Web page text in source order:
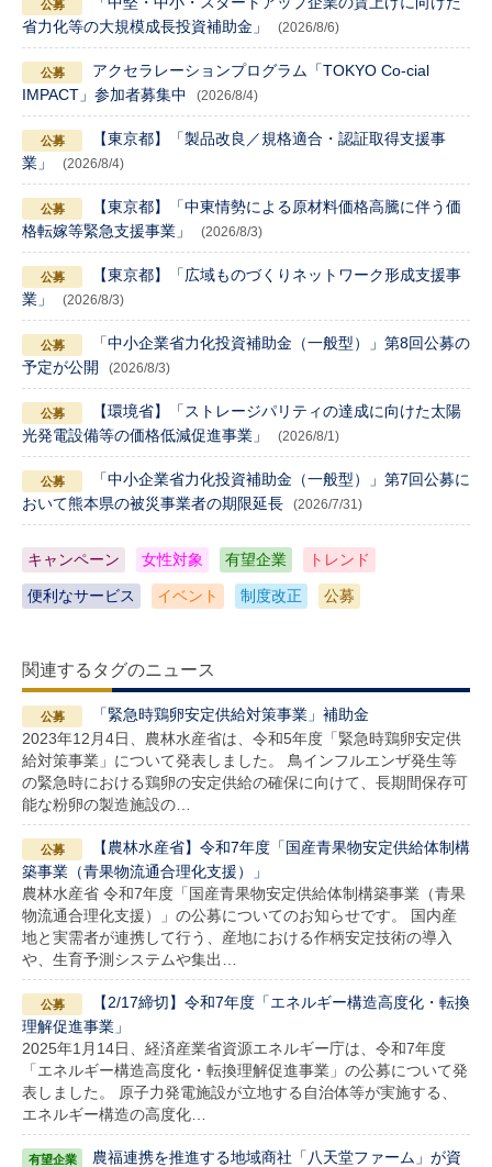
省力化等の大規模成長投資補助金」
(2026/8/6)
アクセラレーションプログラム「TOKYO Co-cial
IMPACT」参加者募集中
(2026/8/4)
【東京都】「製品改良／規格適合・認証取得支援事
業」
(2026/8/4)
【東京都】「中東情勢による原材料価格高騰に伴う価
格転嫁等緊急支援事業」
(2026/8/3)
【東京都】「広域ものづくりネットワーク形成支援事
業」
(2026/8/3)
「中小企業省力化投資補助金（一般型）」第8回公募の
予定が公開
(2026/8/3)
【環境省】「ストレージパリティの達成に向けた太陽
光発電設備等の価格低減促進事業」
(2026/8/1)
「中小企業省力化投資補助金（一般型）」第7回公募に
おいて熊本県の被災事業者の期限延長
(2026/7/31)
キャンペーン 女性対象 有望企業 トレンド
便利なサービス イベント 制度改正 公募
関連するタグのニュース
「緊急時鶏卵安定供給対策事業」補助金
2023年12月4日、農林水産省は、令和5年度「緊急時鶏卵安定供
給対策事業」について発表しました。 鳥インフルエンザ発生等
の緊急時における鶏卵の安定供給の確保に向けて、長期間保存可
能な粉卵の製造施設の…
【農林水産省】令和7年度「国産青果物安定供給体制構
築事業（青果物流通合理化支援）」
農林水産省 令和7年度「国産青果物安定供給体制構築事業（青果
物流通合理化支援）」の公募についてのお知らせです。 国内産
地と実需者が連携して行う、産地における作柄安定技術の導入
や、生育予測システムや集出…
【2/17締切】令和7年度「エネルギー構造高度化・転換
理解促進事業」
2025年1月14日、経済産業省資源エネルギー庁は、令和7年度
「エネルギー構造高度化・転換理解促進事業」の公募について発
表しました。 原子力発電施設が立地する自治体等が実施する、
エネルギー構造の高度化…
農福連携を推進する地域商社「八天堂ファーム」が資